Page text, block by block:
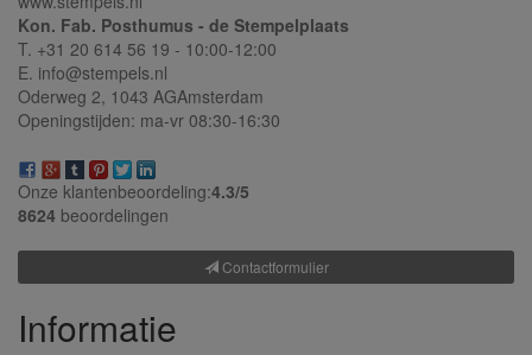
Kon. Fab. Posthumus - de Stempelplaats
T. +31 20 614 56 19 - 10:00-12:00
E. info@stempels.nl
Oderweg 2, 1043 AGAmsterdam
Openingstijden: ma-vr 08:30-16:30
Onze klantenbeoordeling:4.3/5
8624 beoordelingen
Contactformulier
Informatie